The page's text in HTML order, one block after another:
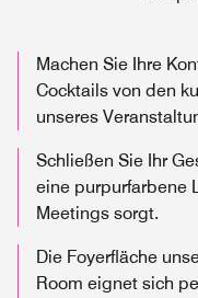
Machen Sie Ihre
Cocktails von den
unseres
Schließen Sie Ihr
eine purpurfarbene
Meetings sorgt.
Die Foyerfläche
Room eignet sich